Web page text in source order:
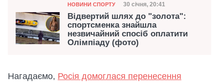
Категорія
НОВИНИ СПОРТУ Дата публікації
30 січня, 20:41
Відвертий шлях до "золота":
спортсменка знайшла
незвичайний спосіб оплатити
Олімпіаду (фото)
Нагадаємо, Росія домоглася перенесення